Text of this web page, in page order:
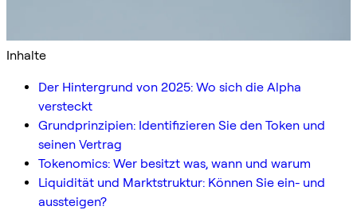
Inhalte
Der Hintergrund von 2025: Wo sich die Alpha
versteckt
Grundprinzipien: Identifizieren Sie den Token und
seinen Vertrag
Tokenomics: Wer besitzt was, wann und warum
Liquidität und Marktstruktur: Können Sie ein- und
aussteigen?